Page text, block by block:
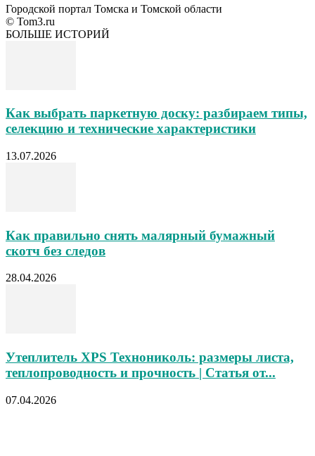
Городской портал Томска и Томской области
© Tom3.ru
БОЛЬШЕ ИСТОРИЙ
Как выбрать паркетную доску: разбираем типы,
селекцию и технические характеристики
13.07.2026
Как правильно снять малярный бумажный
скотч без следов
28.04.2026
Утеплитель XPS Технониколь: размеры листа,
теплопроводность и прочность | Статья от...
07.04.2026